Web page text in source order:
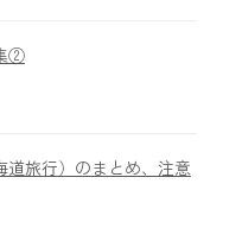
②
道旅行）のまとめ、注意